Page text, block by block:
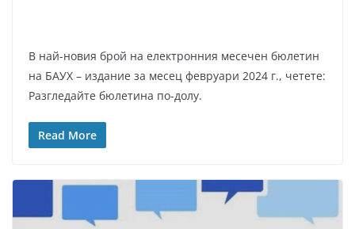
В най-новия брой на електронния месечен бюлетин
на БАУХ – издание за месец февруари 2024 г., четете:
Разгледайте бюлетина по-долу.
Read More